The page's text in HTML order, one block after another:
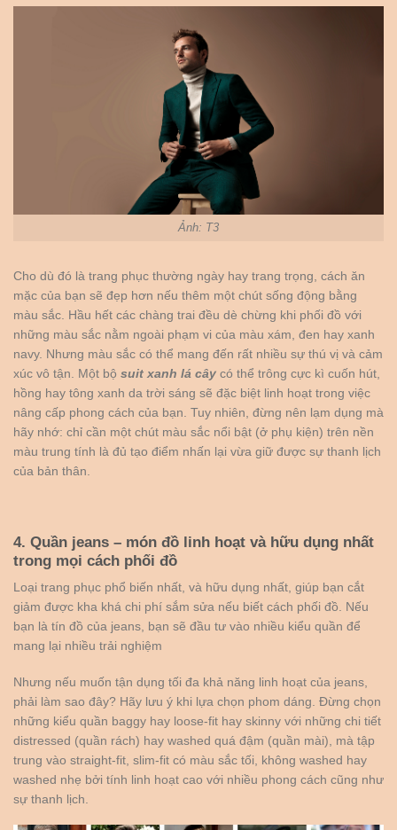
Ảnh: T3
Cho dù đó là trang phục thường ngày hay trang trọng, cách ăn
mặc của bạn sẽ đẹp hơn nếu thêm một chút sống động bằng
màu sắc. Hầu hết các chàng trai đều dè chừng khi phối đồ với
những màu sắc nằm ngoài phạm vi của màu xám, đen hay xanh
navy. Nhưng màu sắc có thể mang đến rất nhiều sự thú vị và cảm
xúc vô tận. Một bộ suit xanh lá cây có thể trông cực kì cuốn hút,
hồng hay tông xanh da trời sáng sẽ đặc biệt linh hoạt trong việc
nâng cấp phong cách của bạn. Tuy nhiên, đừng nên lạm dụng mà
hãy nhớ: chỉ cần một chút màu sắc nổi bật (ở phụ kiện) trên nền
màu trung tính là đủ tạo điểm nhấn lại vừa giữ được sự thanh lịch
của bản thân.
4. Quần jeans – món đồ linh hoạt và hữu dụng nhất
trong mọi cách phối đồ
Loại trang phục phổ biến nhất, và hữu dụng nhất, giúp bạn cắt
giảm được kha khá chi phí sắm sửa nếu biết cách phối đồ. Nếu
bạn là tín đồ của jeans, bạn sẽ đầu tư vào nhiều kiểu quần để
mang lại nhiều trải nghiệm
Nhưng nếu muốn tận dụng tối đa khả năng linh hoạt của jeans,
phải làm sao đây? Hãy lưu ý khi lựa chọn phom dáng. Đừng chọn
những kiểu quần baggy hay loose-fit hay skinny với những chi tiết
distressed (quần rách) hay washed quá đậm (quần mài), mà tập
trung vào straight-fit, slim-fit có màu sắc tối, không washed hay
washed nhẹ bởi tính linh hoạt cao với nhiều phong cách cũng như
sự thanh lịch.